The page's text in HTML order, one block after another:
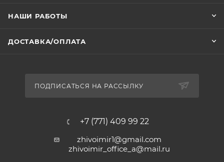
НАШИ РАБОТЫ
ДОСТАВКА/ОПЛАТА
ПОДПИСАТЬСЯ НА РАССЫЛКУ
+7 (771) 409 99 22
zhivoimir1@gmail.com
zhivoimir_office_a@mail.ru